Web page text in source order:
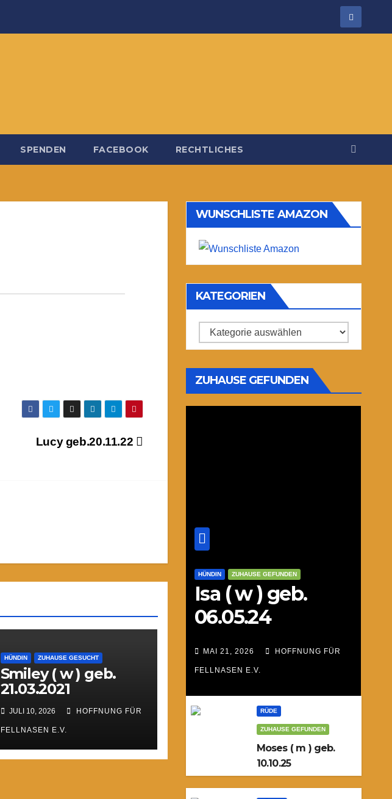
SPENDEN FACEBOOK RECHTLICHES
Lucy geb.20.11.22
HÜNDIN ZUHAUSE GESUCHT
Smiley ( w ) geb.
21.03.2021
JULI 10, 2026 HOFFNUNG FÜR
FELLNASEN E.V.
WUNSCHLISTE AMAZON
KATEGORIEN
Kategorien
ZUHAUSE GEFUNDEN
HÜNDIN ZUHAUSE GEFUNDEN
Isa ( w ) geb.
06.05.24
MAI 21, 2026 HOFFNUNG FÜR
FELLNASEN E.V.
RÜDE
ZUHAUSE GEFUNDEN
Moses ( m ) geb.
10.10.25